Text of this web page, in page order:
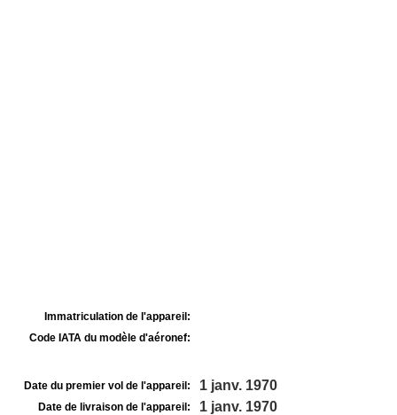
Immatriculation de l'appareil:
Code IATA du modèle d'aéronef:
Date du premier vol de l'appareil: 1 janv. 1970
Date de livraison de l'appareil: 1 janv. 1970